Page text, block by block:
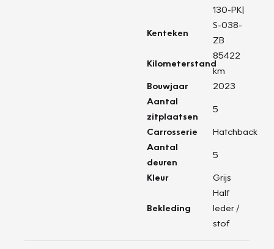
130-PK|
Kenteken
S-038-
ZB
Kilometerstand
85422
km
Bouwjaar
2023
Aantal
zitplaatsen
5
Carrosserie
Hatchback
Aantal
deuren
5
Kleur Grijs
Bekleding
Half
leder /
stof